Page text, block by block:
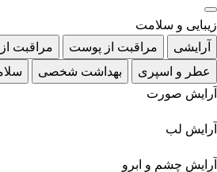
زیبایی و سلامت
آرایشی
مراقبت از پوست مراقبت
عطر و اسپری
بهداشت شخصی
آرایش صورت
آرایش لب
آرایش چشم و ابرو